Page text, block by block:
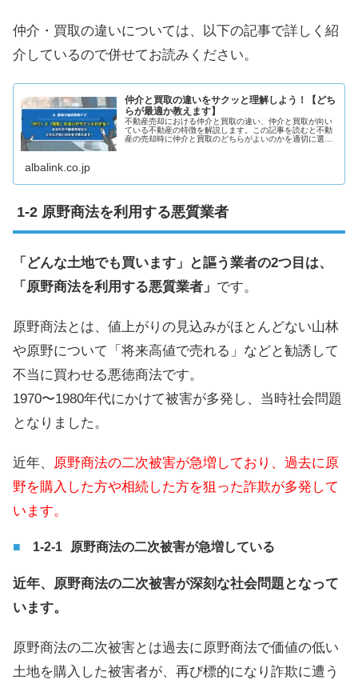
仲介・買取の違いについては、以下の記事で詳しく紹
介しているので併せてお読みください。
仲介と買取の違いをサクッと理解しよう！【どち
らが最適か教えます】
不動産売却における仲介と買取の違い、仲介と買取が向い
ている不動産の特徴を解説します。この記事を読むと不動
産の売却時に仲介と買取のどちらがよいのかを適切に選択
albalink.co.jp
原野商法を利用する悪質業者
「どんな土地でも買います」と謳う業者の2つ目は、
「原野商法を利用する悪質業者」 です。
原野商法とは、値上がりの見込みがほとんどない山林
や原野について「将来高値で売れる」などと勧誘して
不当に買わせる悪徳商法です。
1970〜1980年代にかけて被害が多発し、当時社会問題
となりました。
近年、
原野商法の二次被害が急増しており、過去に原
野を購入した方や相続した方を狙った詐欺が多発して
います。
原野商法の二次被害が急増している
近年、原野商法の二次被害が深刻な社会問題となって
います。
原野商法の二次被害とは過去に原野商法で価値の低い
土地を購入した被害者が、再び標的になり詐欺に遭う